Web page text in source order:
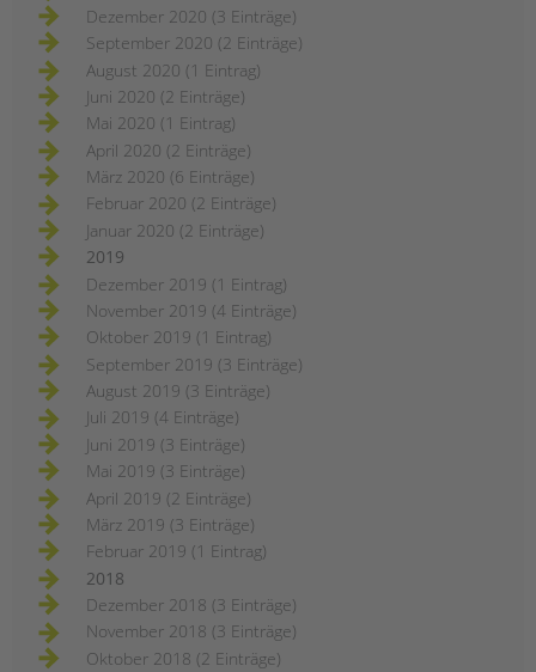
Dezember 2020 (3 Einträge)
September 2020 (2 Einträge)
August 2020 (1 Eintrag)
Juni 2020 (2 Einträge)
Mai 2020 (1 Eintrag)
April 2020 (2 Einträge)
März 2020 (6 Einträge)
Februar 2020 (2 Einträge)
Januar 2020 (2 Einträge)
2019
Dezember 2019 (1 Eintrag)
November 2019 (4 Einträge)
Oktober 2019 (1 Eintrag)
September 2019 (3 Einträge)
August 2019 (3 Einträge)
Juli 2019 (4 Einträge)
Juni 2019 (3 Einträge)
Mai 2019 (3 Einträge)
April 2019 (2 Einträge)
März 2019 (3 Einträge)
Februar 2019 (1 Eintrag)
2018
Dezember 2018 (3 Einträge)
November 2018 (3 Einträge)
Oktober 2018 (2 Einträge)